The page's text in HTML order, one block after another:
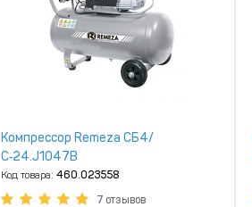
Компрессор Remeza СБ4/
С‑24.J1047B
Код товара: 460.023558
7 отзывов